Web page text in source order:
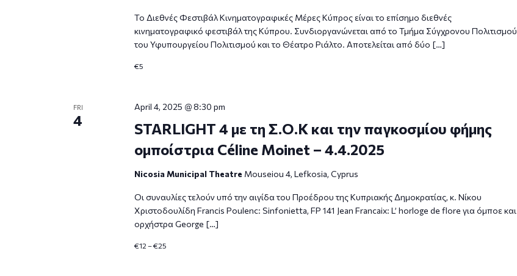
Το Διεθνές Φεστιβάλ Κινηματογραφικές Μέρες Κύπρος είναι το επίσημο διεθνές
κινηματογραφικό φεστιβάλ της Κύπρου. Συνδιοργανώνεται από το Τμήμα Σύγχρονου Πολιτισμού
του Υφυπουργείου Πολιτισμού και το Θέατρο Ριάλτο. Αποτελείται από δύο […]
€5
FRI
4
STARLIGHT 4 με τη Σ.Ο.Κ και την παγκοσμίου φήμης
ομποίστρια Céline Moinet – 4.4.2025
April 4, 2025 @ 8:30 pm
Nicosia Municipal Theatre Mouseiou 4, Lefkosia, Cyprus
Οι συναυλίες τελούν υπό την αιγίδα του Προέδρου της Κυπριακής Δημοκρατίας, κ. Νίκου
Χριστοδουλίδη Francis Poulenc: Sinfonietta, FP 141 Jean Francaix: L’ horloge de flore για όμποε και
ορχήστρα George […]
€12 – €25